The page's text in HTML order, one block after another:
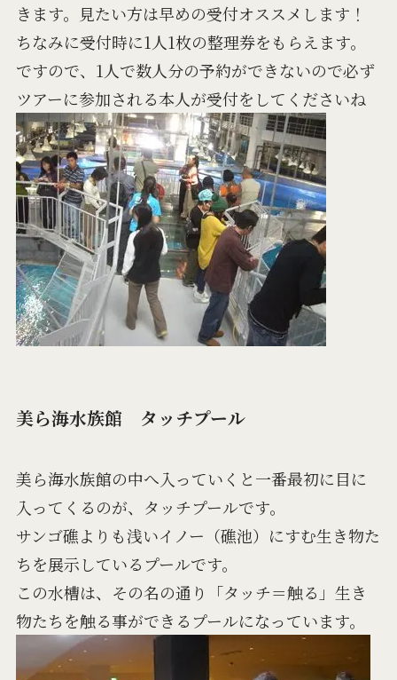
きます。見たい方は早めの受付オススメします！
ちなみに受付時に1人1枚の整理券をもらえます。
ですので、1人で数人分の予約ができないので必ず
ツアーに参加される本人が受付をしてくださいね
美ら海水族館 タッチプール
美ら海水族館の中へ入っていくと一番最初に目に
入ってくるのが、タッチプールです。
サンゴ礁よりも浅いイノー（礁池）にすむ生き物た
ちを展示しているプールです。
この水槽は、その名の通り「タッチ＝触る」生き
物たちを触る事ができるプールになっています。